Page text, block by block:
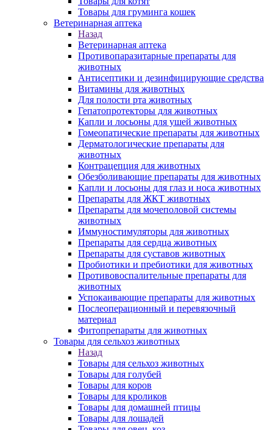
Товары для груминга кошек
Ветеринарная аптека
Назад
Ветеринарная аптека
Противопаразитарные препараты для
животных
Антисептики и дезинфицирующие средства
Витамины для животных
Для полости рта животных
Гепатопротекторы для животных
Капли и лосьоны для ушей животных
Гомеопатические препараты для животных
Дерматологические препараты для
животных
Контрацепция для животных
Обезболивающие препараты для животных
Капли и лосьоны для глаз и носа животных
Препараты для ЖКТ животных
Препараты для мочеполовой системы
животных
Иммуностимуляторы для животных
Препараты для сердца животных
Препараты для суставов животных
Пробиотики и пребиотики для животных
Противовоспалительные препараты для
животных
Успокаивающие препараты для животных
Послеоперационный и перевязочный
материал
Фитопрепараты для животных
Товары для сельхоз животных
Назад
Товары для сельхоз животных
Товары для голубей
Товары для коров
Товары для кроликов
Товары для домашней птицы
Товары для лошадей